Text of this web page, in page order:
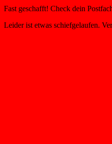
Fast geschafft! Check dein
Leider ist etwas schiefgelaufen.